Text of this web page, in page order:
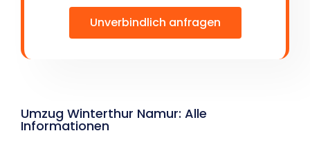
Unverbindlich anfragen
Umzug Winterthur Namur: Alle
Informationen